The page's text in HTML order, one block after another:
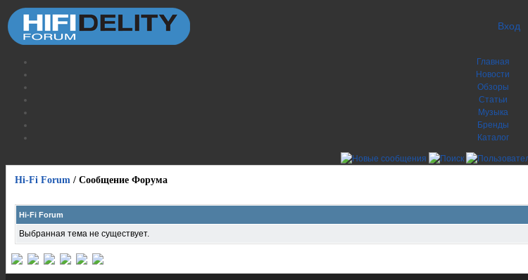
Вход
Главная
Новости
Обзоры
Статьи
Музыка
Бренды
Каталог
Hi-Fi Forum / Сообщение Форума
Hi-Fi Forum
Выбранная тема не существует.